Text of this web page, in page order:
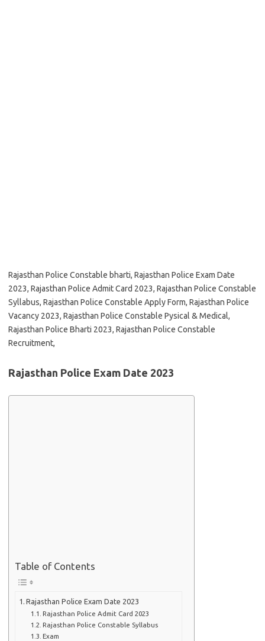
Rajasthan Police Constable bharti, Rajasthan Police Exam Date
2023, Rajasthan Police Admit Card 2023, Rajasthan Police Constable
Syllabus, Rajasthan Police Constable Apply Form, Rajasthan Police
Vacancy 2023, Rajasthan Police Constable Pysical & Medical,
Rajasthan Police Bharti 2023, Rajasthan Police Constable
Recruitment,
Rajasthan Police Exam Date 2023
Table of Contents
Rajasthan Police Exam Date 2023
Rajasthan Police Admit Card 2023
Rajasthan Police Constable Syllabus
Exam